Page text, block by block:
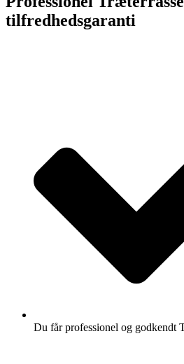
tilfredhedsgaranti
Du får professionel og godkendt